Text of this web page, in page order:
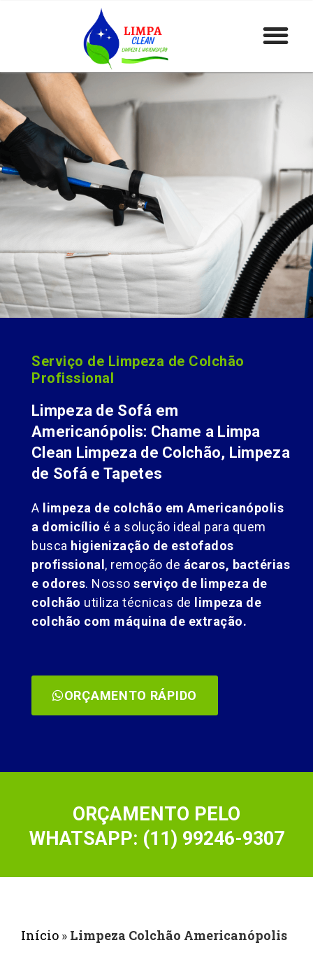
Serviço de Limpeza de Colchão
Profissional
Limpeza de Sofá em
Americanópolis: Chame a Limpa
Clean Limpeza de Colchão, Limpeza
de Sofá e Tapetes
A limpeza de colchão em Americanópolis
a domicílio é a solução ideal para quem
busca higienização de estofados
profissional, remoção de ácaros, bactérias
e odores. Nosso serviço de limpeza de
colchão utiliza técnicas de limpeza de
colchão com máquina de extração.
ORÇAMENTO RÁPIDO
ORÇAMENTO PELO
WHATSAPP: (11) 99246-9307
Início » Limpeza Colchão Americanópolis